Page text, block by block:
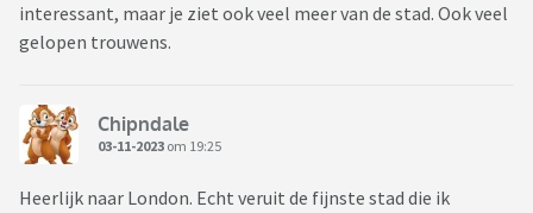
interessant, maar je ziet ook veel meer van de stad. Ook veel
gelopen trouwens.
Chipndale
03-11-2023 om 19:25
Heerlijk naar London. Echt veruit de fijnste stad die ik